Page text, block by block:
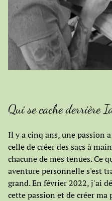
Qui se cache derrière
Il y a cinq ans, une passion
celle de créer des sacs à
chacune de mes tenues. Ce
aventure personnelle s'est
grand. En février 2022, j'ai
cette passion et de créer ma